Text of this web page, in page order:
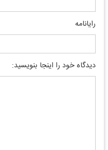
رایانامه
دیدگاه خود را اینجا بنویسید: